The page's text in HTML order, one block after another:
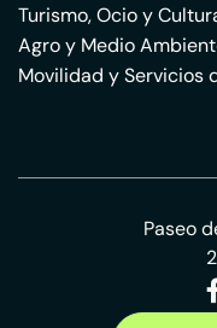
Turismo, Ocio y
Agro y Medio
Movilidad y Servicios
Paseo